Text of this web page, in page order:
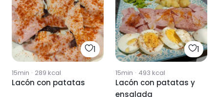
1
15min · 289 kcal
Lacón con patatas
1
15min · 493 kcal
Lacón con patatas y
ensalada